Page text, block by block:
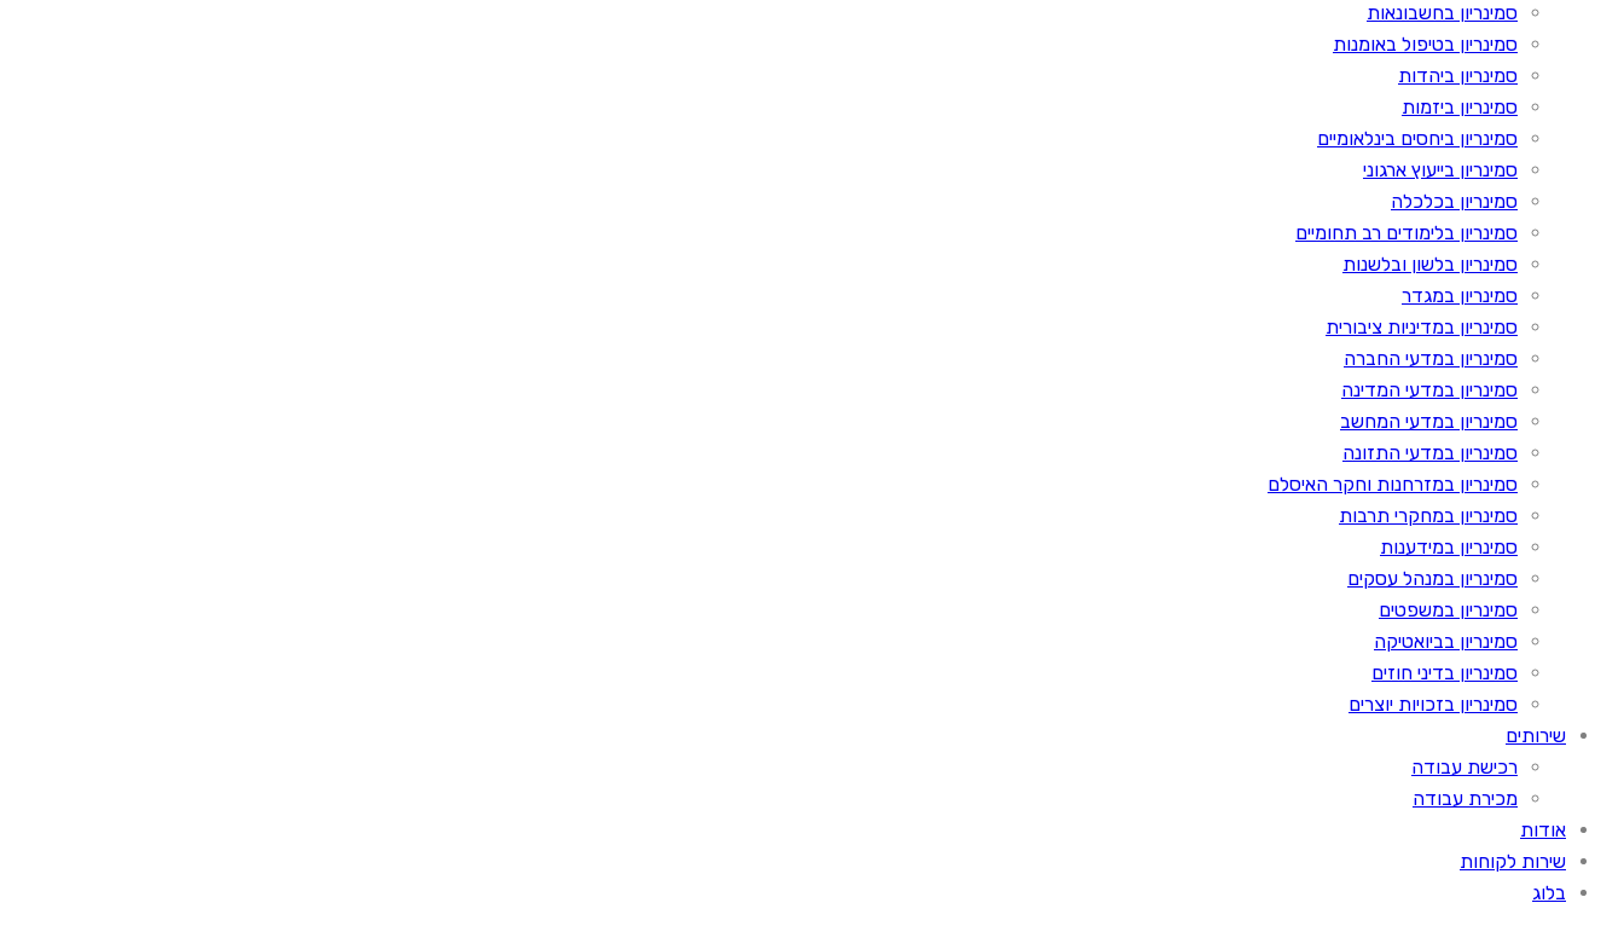
סמינריון בחשבונאות
סמינריון בטיפול באומנות
סמינריון ביהדות
סמינריון ביזמות
סמינריון ביחסים בינלאומיים
סמינריון בייעוץ ארגוני
סמינריון בכלכלה
סמינריון בלימודים רב תחומיים
סמינריון בלשון ובלשנות
סמינריון במגדר
סמינריון במדיניות ציבורית
סמינריון במדעי החברה
סמינריון במדעי המדינה
סמינריון במדעי המחשב
סמינריון במדעי התזונה
סמינריון במזרחנות וחקר האיסלם
סמינריון במחקרי תרבות
סמינריון במידענות
סמינריון במנהל עסקים
סמינריון במשפטים
סמינריון בביואטיקה
סמינריון בדיני חוזים
סמינריון בזכויות יוצרים
שירותים
רכישת עבודה
מכירת עבודה
אודות
שירות לקוחות
בלוג